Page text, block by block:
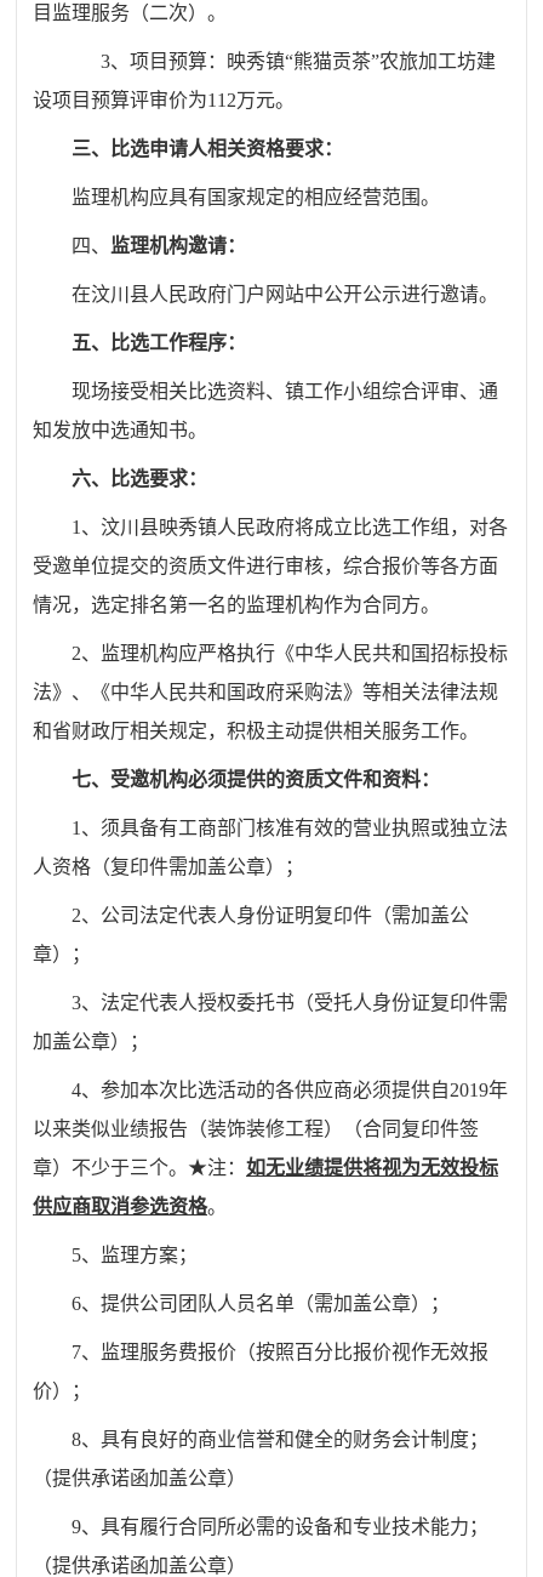
目监理服务（二次）。
3、项目预算：映秀镇“熊猫贡茶”农旅加工坊建
设项目预算评审价为112万元。
三、比选申请人相关资格要求：
监理机构应具有国家规定的相应经营范围。
四、 监理机构邀请：
在汶川县人民政府门户网站中公开公示进行邀请。
五、比选工作程序：
现场接受相关比选资料、镇工作小组综合评审、通
知发放中选通知书。
六、比选要求：
1、汶川县映秀镇人民政府将成立比选工作组，对各
受邀单位提交的资质文件进行审核，综合报价等各方面
情况，选定排名第一名的监理机构作为合同方。
2、 监理机构应严格执行《中华人民共和国招标投标
法》、《中华人民共和国政府采购法》等相关法律法规
和省财政厅相关规定，积极主动提供相关服务工作。
七、受邀机构必须提供的资质文件和资料：
1、 须具备有工商部门核准有效的营业执照或独立法
人资格 （复印件需加盖公章）；
2、公司法定代表人身份证明复印件（需加盖公
章）；
3、法定代表人授权委托书（受托人身份证复印件需
加盖公章）；
4、参加本次比选活动的各供应商必须提供自2019年
以来类似业绩报告（装饰装修工程）（合同复印件签
章）不少于三个。★注：如无业绩提供将视为无效投标
供应商取消参选资格。
5、监理方案；
6、提供公司团队人员名单（需加盖公章）；
7、监理服务费报价（按照百分比报价视作无效报
价）；
8、具有良好的商业信誉和健全的财务会计制度；
（提供承诺函加盖公章）
9、具有履行合同所必需的设备和专业技术能力；
（提供承诺函加盖公章）